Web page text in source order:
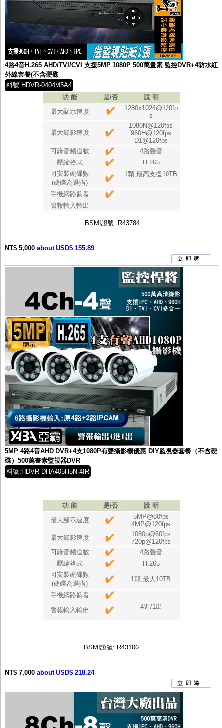
4路4音H.265 AHD/TVI/CVI 支援5MP 1080P 500萬畫素 監控DVR+4防水紅
外線套餐(不含硬碟
料號:HDVR-0404M5A4
功 能
是/否
說 明
最大顯示速度
1280x1024@120fp
s
最大錄影速度
1080N@120fps
960H@120fps
D1@120fps
可錄音頻道數
4路聲音
壓縮格式
H.265
可安裝硬碟數
(硬碟為選購)
1顆,最高支援10TB
手機網路監看
警報輸入輸出
BSMI證號: R43784
NT$ 5,000 about USD$ 155.89
5MP 4路4音AHD DVR+4支1080P有聲攝影機優惠 DIY監視器套餐（不含硬
碟）500萬畫素監視器DVR
料號:HDVR-DHA405H5N-4IR
功 能 是/否
說 明
最大顯示速度
5MP@80fps
4MP@120fps
最大錄影速度
1080p@60fps
720p@120fps
可錄音頻道數
4路聲音
壓縮格式
H.265
可安裝硬碟數
(硬碟為選購)
1顆,最大10TB
手機網路監看
警報輸入輸出
4進/1出
BSMI證號: R43106
NT$ 7,000 about USD$ 218.24